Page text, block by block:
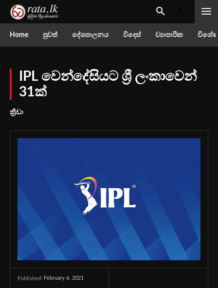
Home පුවත් දේශපාලනය විදෙස් ව්‍යාපාරික
IPL වෙන්දේසියට ශ්‍රී ලංකාවෙන්
31ක්
ක්‍රීඩා
Published: February 6, 2021